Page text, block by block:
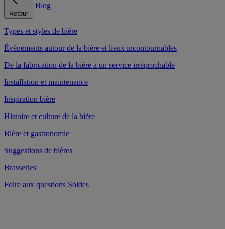
Retour
Blog
Types et styles de bière
Événements autour de la bière et lieux incontournables
De la fabrication de la bière à un service irréprochable
Installation et maintenance
Inspiration bière
Histoire et culture de la bière
Bière et gastronomie
Suggestions de bières
Brasseries
Foire aux questions Soldes